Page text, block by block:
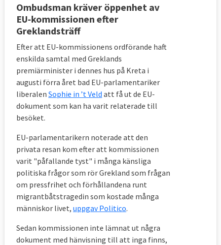
Ombudsman kräver öppenhet av
EU-kommissionen efter
Greklandsträff
Efter att EU-kommissionens ordförande haft
enskilda samtal med Greklands
premiärminister i dennes hus på Kreta i
augusti förra året bad EU-parlamentariker
liberalen Sophie in ’t Veld att få ut de EU-
dokument som kan ha varit relaterade till
besöket.
EU-parlamentarikern noterade att den
privata resan kom efter att kommissionen
varit "påfallande tyst" i många känsliga
politiska frågor som rör Grekland som frågan
om pressfrihet och förhållandena runt
migrantbåtstragedin som kostade många
människor livet, uppgav Politico.
Sedan kommissionen inte lämnat ut några
dokument med hänvisning till att inga finns,